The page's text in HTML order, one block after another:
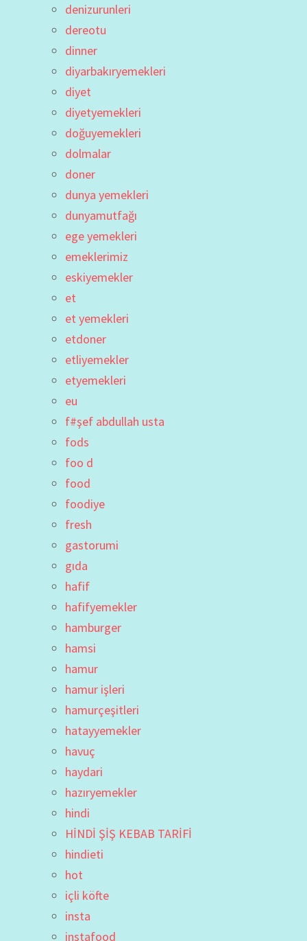
denizurunleri
dereotu
dinner
diyarbakıryemekleri
diyet
diyetyemekleri
doğuyemekleri
dolmalar
doner
dunya yemekleri
dunyamutfağı
ege yemekleri
emeklerimiz
eskiyemekler
et
et yemekleri
etdoner
etliyemekler
etyemekleri
eu
f#şef abdullah usta
fods
foo d
food
foodiye
fresh
gastorumi
gıda
hafif
hafifyemekler
hamburger
hamsi
hamur
hamur işleri
hamurçeşitleri
hatayyemekler
havuç
haydari
hazıryemekler
hindi
HİNDİ ŞİŞ KEBAB TARİFİ
hindieti
hot
içli köfte
insta
instafood